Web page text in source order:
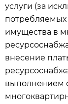
услуги (за
имущества в
внесение
выполнением